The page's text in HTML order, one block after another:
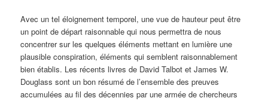
Avec un tel éloignement temporel, une vue de hauteur peut être
un point de départ raisonnable qui nous permettra de nous
concentrer sur les quelques éléments mettant en lumière une
plausible conspiration, éléments qui semblent raisonnablement
bien établis. Les récents livres de David Talbot et James W.
Douglass sont un bon résumé de l’ensemble des preuves
accumulées au fil des décennies par une armée de chercheurs